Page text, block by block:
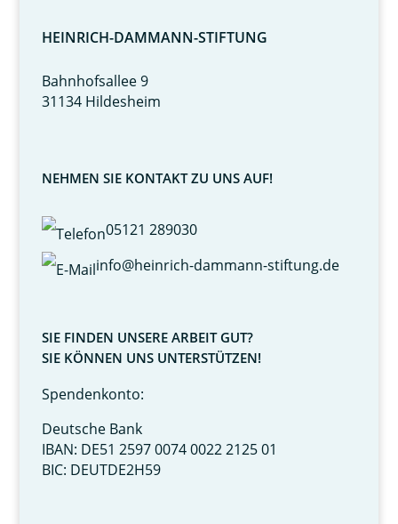
HEINRICH-DAMMANN-STIFTUNG
Bahnhofsallee 9
31134 Hildesheim
NEHMEN SIE KONTAKT ZU UNS AUF!
05121 289030
info@heinrich-dammann-stiftung.de
SIE FINDEN UNSERE ARBEIT GUT?
SIE KÖNNEN UNS UNTERSTÜTZEN!
Spendenkonto:
Deutsche Bank
IBAN: DE51 2597 0074 0022 2125 01
BIC: DEUTDE2H59